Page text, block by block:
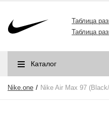
Таблица
Таблица
Каталог
Nike.one Nike Air Max 97